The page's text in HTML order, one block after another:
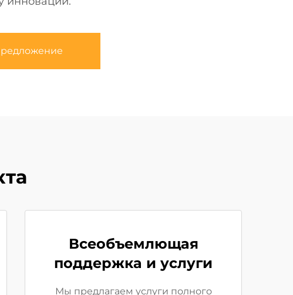
Всеобъемлющая
поддержка и услуги
Мы предлагаем услуги полного